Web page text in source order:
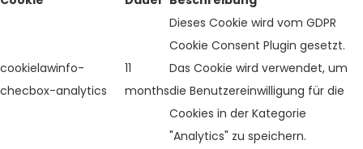
cookielawinfo-
checbox-analytics
11
months
Dieses Cookie wird vom GDPR
Cookie Consent Plugin gesetzt.
Das Cookie wird verwendet, um
die Benutzereinwilligung für die
Cookies in der Kategorie
"Analytics" zu speichern.